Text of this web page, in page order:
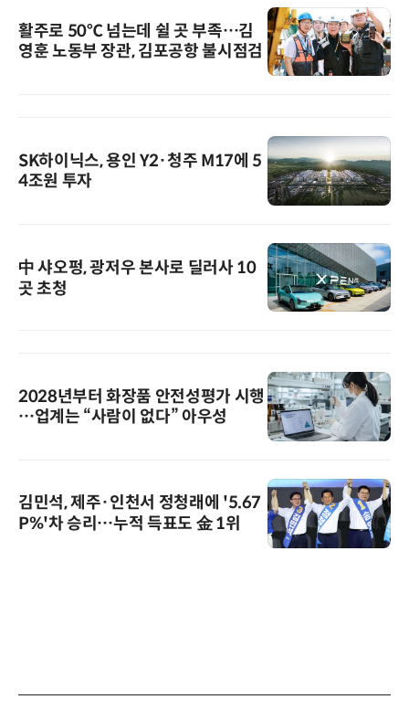
활주로 50℃ 넘는데 쉴 곳 부족…김
영훈 노동부 장관, 김포공항 불시점검
SK하이닉스, 용인 Y2·청주 M17에 5
4조원 투자
中 샤오펑, 광저우 본사로 딜러사 10
곳 초청
2028년부터 화장품 안전성평가 시행
…업계는 “사람이 없다” 아우성
김민석, 제주·인천서 정청래에 '5.67
P%'차 승리…누적 득표도 金 1위